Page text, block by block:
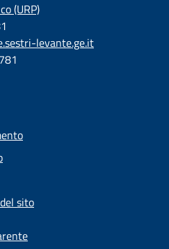
(URP)
levante.ge.it
sito